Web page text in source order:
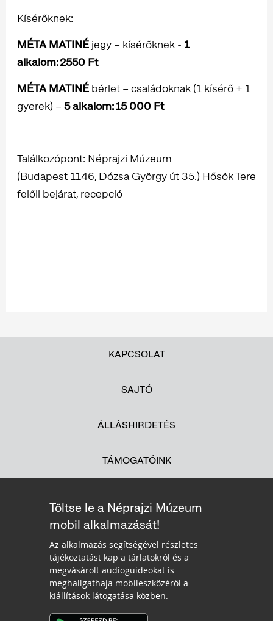
Kísérőknek:
MÉTA MATINÉ jegy – kísérőknek - 1
alkalom:2550 Ft
MÉTA MATINÉ bérlet – családoknak (1 kísérő + 1
gyerek) – 5 alkalom: 15 000 Ft
Találkozópont: Néprajzi Múzeum
(Budapest 1146, Dózsa György út 35.) Hősök Tere
felőli bejárat, recepció
KAPCSOLAT
SAJTÓ
ÁLLÁSHIRDETÉS
TÁMOGATÓINK
Töltse le a Néprajzi Múzeum
mobil alkalmazását!
Az alkalmazás segítségével részletes
tájékoztatást kap a tárlatokról és a
megvásárolt audioguideokat is
meghallgathaja mobileszközéről a
kiállítások látogatása közben.